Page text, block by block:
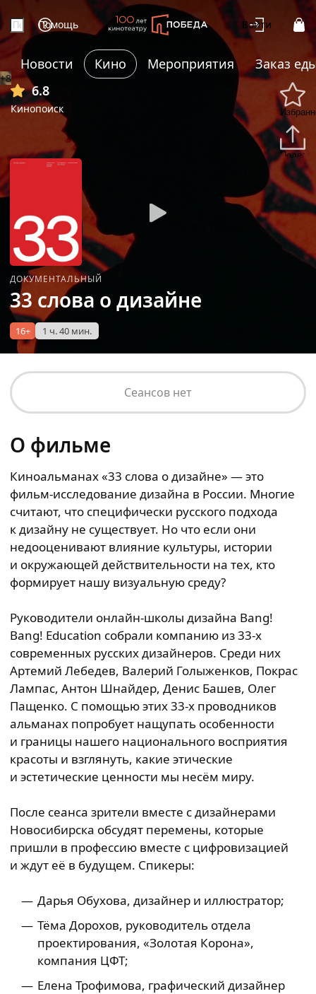
Помощь Войти
Новости Кино Мероприятия
Заказ
6.8
Кинопоиск
+8
ДОКУМЕНТАЛЬНЫЙ
33 слова о дизайне
16+ 1 ч. 40 мин.
Сеансов нет
О фильме
Киноальманах «33 слова о дизайне» — это
фильм-исследование дизайна в России. Многие
считают, что специфически русского подхода
к дизайну не существует. Но что если они
недооценивают влияние культуры, истории
и окружающей действительности на тех, кто
формирует нашу визуальную среду?
Руководители онлайн-школы дизайна Bang!
Bang! Education собрали компанию из 33-х
современных русских дизайнеров. Среди них
Артемий Лебедев, Валерий Голыженков, Покрас
Лампас, Антон Шнайдер, Денис Башев, Олег
Пащенко. С помощью этих 33-х проводников
альманах попробует нащупать особенности
и границы нашего национального восприятия
красоты и взглянуть, какие этические
и эстетические ценности мы несём миру.
После сеанса зрители вместе с дизайнерами
Новосибирска обсудят перемены, которые
пришли в профессию вместе с цифровизацией
и ждут её в будущем. Спикеры:
Дарья Обухова, дизайнер и иллюстратор;
Тёма Дорохов, руководитель отдела
проектирования, «Золотая Корона»,
компания ЦФТ;
Елена Трофимова, графический дизайнер